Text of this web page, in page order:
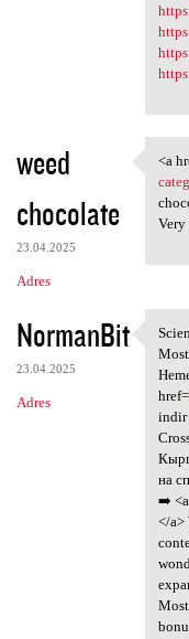
weed
chocolate
23.04.2025
Adres
<a
<a
NormanBit
23.04.2025
Adres
href=
indir
на
➡️ <a
</a>